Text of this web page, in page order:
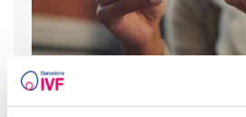
Que faire en cas de retard de
grossesse négatif ?